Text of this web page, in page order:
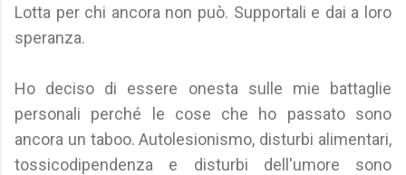
Lotta per chi ancora non può. Supportali e dai a loro
speranza.
Ho deciso di essere onesta sulle mie battaglie
personali perché le cose che ho passato sono
ancora un taboo. Autolesionismo, disturbi alimentari,
tossicodipendenza e disturbi dell'umore sono